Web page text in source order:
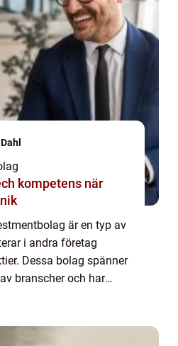
när
är en typ av
i andra företag
Dessa bolag spänner
branscher och har